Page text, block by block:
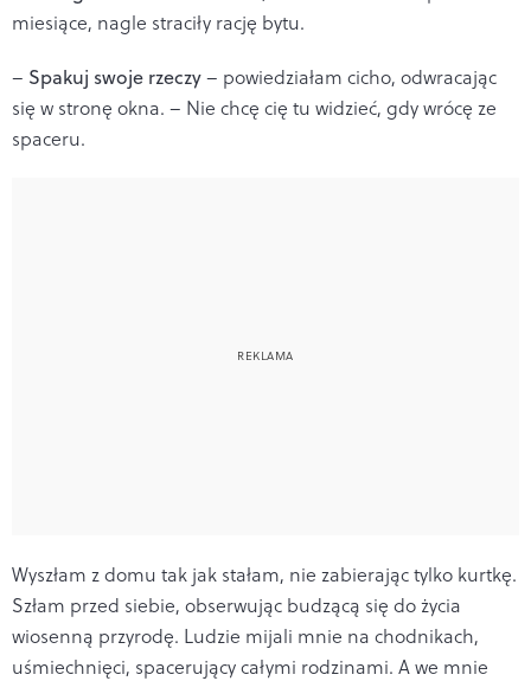
miesiące, nagle straciły rację bytu.
– Spakuj swoje rzeczy– powiedziałam cicho, odwracając
się w stronę okna. – Nie chcę cię tu widzieć, gdy wrócę ze
spaceru.
Wyszłam z domu tak jak stałam, nie zabierając tylko kurtkę.
Szłam przed siebie, obserwując budzącą się do życia
wiosenną przyrodę. Ludzie mijali mnie na chodnikach,
uśmiechnięci, spacerujący całymi rodzinami. A we mnie